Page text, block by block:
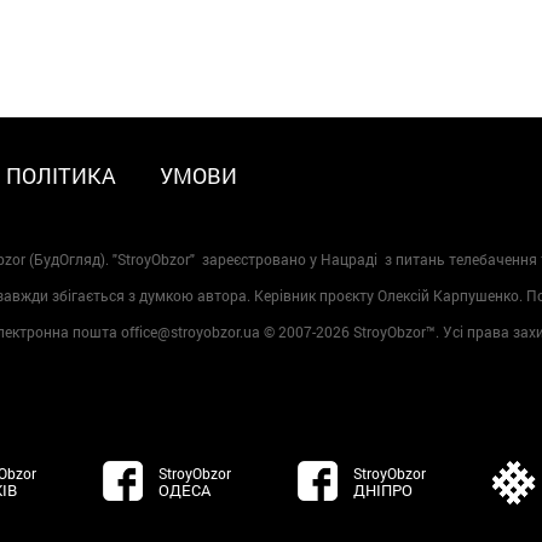
ПОЛІТИКА УМОВИ
(БудОгляд). "StroyObzor" зареєстровано у Нацраді з питань телебачення
збігається з думкою автора. Керівник проєкту Олексій Карпушенко.
пошта office@stroyobzor.ua © 2007-2026 StroyObzor™. Усі права
StroyObzor
ОДЕСА
StroyObzor
ДНІПРО